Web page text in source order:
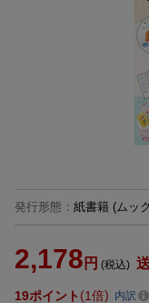
発行形態 ： 紙書籍 (ムッ
2,178 円 (税込)
19ポイント 1倍 内訳